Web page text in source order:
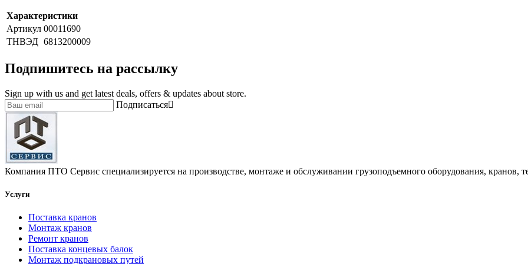
Характеристики
Артикул 00011690
ТНВЭД 6813200009
Подпишитесь на рассылку
Sign up with us and get latest deals, offers & updates about store.
Подписаться
Компания ПТО Сервис специализируется на производстве, монтаже и обслуживании грузоподъемного оборудования, кранов,
Услуги
Поставка кранов
Монтаж кранов
Ремонт кранов
Поставка концевых балок
Монтаж подкрановых путей